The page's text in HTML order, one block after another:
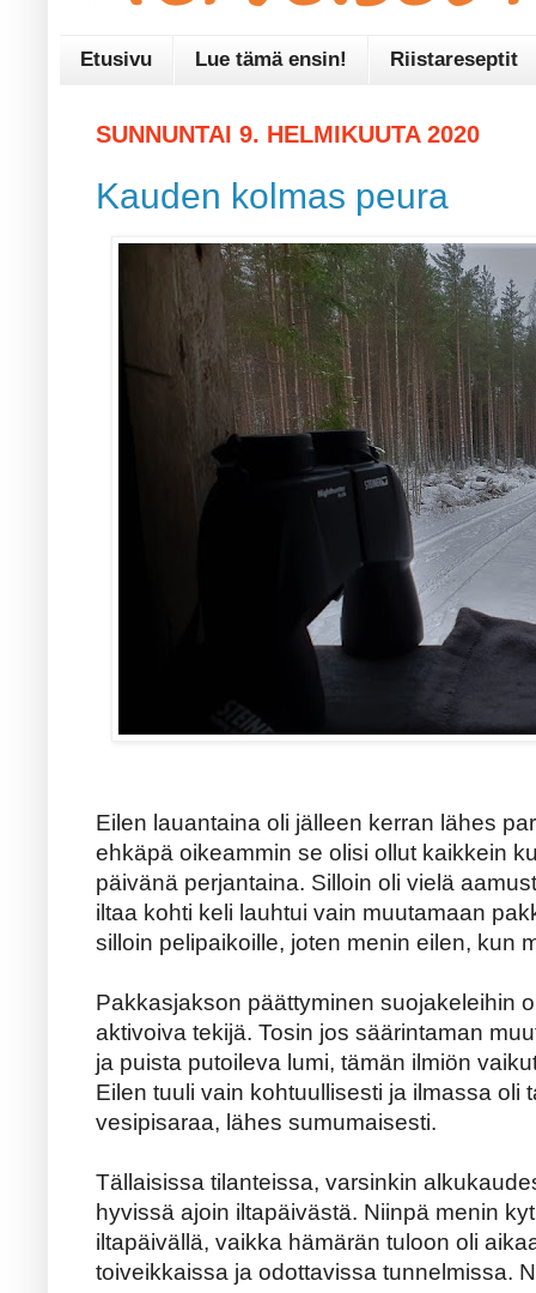
Etusivu Lue tämä ensin! Riistareseptit
SUNNUNTAI 9. HELMIKUUTA 2020
Kauden kolmas peura
Eilen lauantaina oli jälleen kerran lähes
ehkäpä oikeammin se olisi ollut kaikkein
päivänä perjantaina. Silloin oli vielä
iltaa kohti keli lauhtui vain muutamaan
silloin pelipaikoille, joten menin eilen, kun
Pakkasjakson päättyminen suojakeleihin
aktivoiva tekijä. Tosin jos säärintaman
ja puista putoileva lumi, tämän ilmiön
Eilen tuuli vain kohtuullisesti ja ilmassa oli
vesipisaraa, lähes sumumaisesti.
Tällaisissa tilanteissa, varsinkin
hyvissä ajoin iltapäivästä. Niinpä menin
iltapäivällä, vaikka hämärän tuloon oli
toiveikkaissa ja odottavissa tunnelmissa.